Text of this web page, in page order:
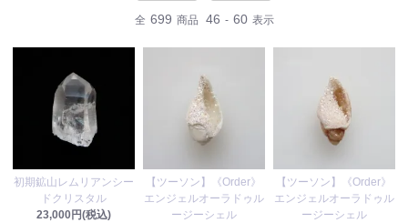
全 699 商品 46 - 60 表示
初期鉱山レムリアンシー
ドクリスタル
23,000円(税込)
【ツーソン】《Order》
エンジェルオーラドゥル
ージーシェル
【ツーソン】《Order》
エンジェルオーラドゥル
ージーシェル